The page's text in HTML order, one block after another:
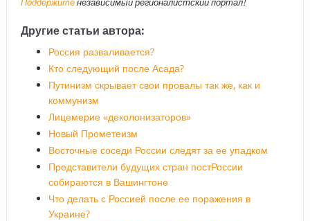
Другие статьи автора:
Россия разваливается?
Кто следующий после Асада?
Путинизм скрывает свои провалы так же, как и
коммунизм
Лицемерие «деколонизаторов»
Новый Прометеизм
Восточные соседи России следят за ее упадком
Представители будущих стран постРоссии
собираются в Вашингтоне
Что делать с Россией после ее поражения в
Украине?